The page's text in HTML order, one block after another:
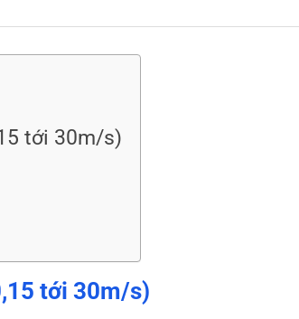
tới 30m/s)
tới 30m/s)